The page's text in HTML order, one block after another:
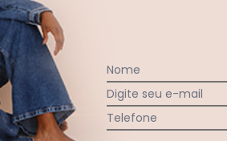
Nome
Digite seu e-mail
Telefone